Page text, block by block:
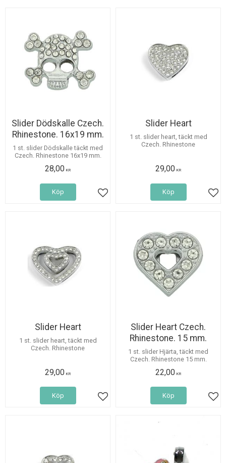
Slider Dödskalle Czech.
Rhinestone. 16x19 mm.
1 st. slider Dödskalle täckt med
Czech. Rhinestone 16x19 mm.
28,00 KR
Lägg till i favoriter
Köp
Slider Heart
1 st. slider heart, täckt med
Czech. Rhinestone
29,00 KR
Köp
Slider Heart
1 st. slider heart, täckt med
Czech. Rhinestone
29,00 KR
Lägg till i favoriter
Köp
Slider Heart Czech.
Rhinestone. 15 mm.
1 st. slider Hjärta, täckt med
Czech. Rhinestone 15 mm.
22,00 KR
Köp